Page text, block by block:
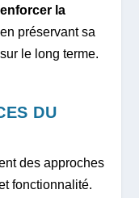
la
préservant sa
le long terme.
DU
des approches
fonctionnalité.